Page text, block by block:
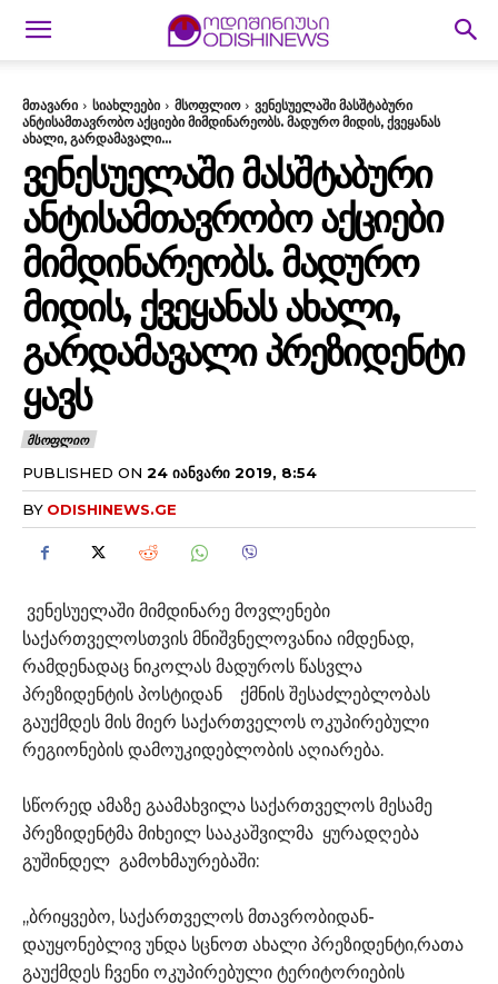
მთავარი სიახლეები მსოფლიო
ვენესუელაში მასშტაბური
ანტისამთავრობო აქციები მიმდინარეობს. მადურო მიდის, ქვეყანას
ახალი, გარდამავალი...
ᲕᲔᲜᲔᲡᲣᲔᲚᲐᲨᲘ ᲛᲐᲡᲨᲢᲐᲑᲣᲠᲘ
ᲐᲜᲢᲘᲡᲐᲛᲗᲐᲕᲠᲝᲑᲝ ᲐᲥᲪᲘᲔᲑᲘ
ᲛᲘᲛᲓᲘᲜᲐᲠᲔᲝᲑᲡ. ᲛᲐᲓᲣᲠᲝ
ᲛᲘᲓᲘᲡ, ᲥᲕᲔᲧᲐᲜᲐᲡ ᲐᲮᲐᲚᲘ,
ᲒᲐᲠᲓᲐᲛᲐᲕᲐᲚᲘ ᲞᲠᲔᲖᲘᲓᲔᲜᲢᲘ
ᲧᲐᲕᲡ
ᲛᲡᲝᲤᲚᲘᲝ
PUBLISHED ON 24 ᲘᲐᲜᲕᲐᲠᲘ 2019, 8:54
BY ODISHINEWS.GE
ვენესუელაში მიმდინარე მოვლენები
საქართველოსთვის მნიშვნელოვანია იმდენად,
რამდენადაც ნიკოლას მადუროს წასვლა
პრეზიდენტის პოსტიდან ქმნის შესაძლებლობას
გაუქმდეს მის მიერ საქართველოს ოკუპირებული
რეგიონების დამოუკიდებლობის აღიარება.
სწორედ ამაზე გაამახვილა საქართველოს მესამე
პრეზიდენტმა მიხეილ სააკაშვილმა ყურადღება
გუშინდელ გამოხმაურებაში:
,,ბრიყვებო, საქართველოს მთავრობიდან-
დაუყონებლივ უნდა სცნოთ ახალი პრეზიდენტი,რათა
გაუქმდეს ჩვენი ოკუპირებული ტერიტორიების